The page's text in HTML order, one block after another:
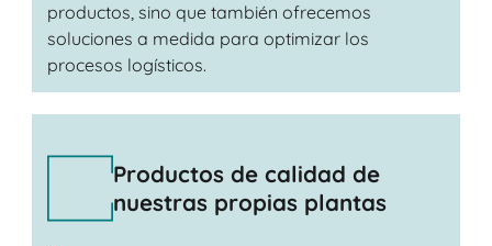
productos, sino que también ofrecemos
soluciones a medida para optimizar los
procesos logísticos.
Productos de calidad de
nuestras propias plantas